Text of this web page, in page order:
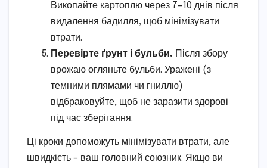
Викопайте картоплю через 7–10 днів після
видалення бадилля, щоб мінімізувати
втрати.
Перевірте ґрунт і бульби. Після збору
врожаю огляньте бульби. Уражені (з
темними плямами чи гниллю)
відбраковуйте, щоб не заразити здорові
під час зберігання.
Ці кроки допоможуть мінімізувати втрати, але
швидкість – ваш головний союзник. Якщо ви